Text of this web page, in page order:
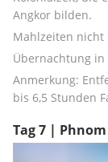
Angkor bilden.
Mahlzeiten
Übernachtung in
Anmerkung:
bis 6,5 Stunden
Tag 7 |